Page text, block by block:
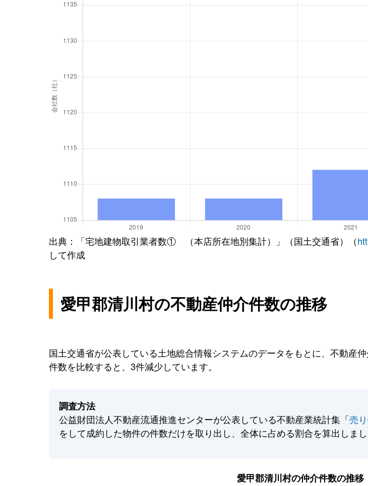
出典：「宅地建物取引業者数① （本店所在地別集計）」（国土交通省）（
して作成
愛甲郡清川村の不動産仲介件数の推移
国土交通省が公表している土地総合情報システムのデータをもとに、不動産
件数を比較すると、3件減少しています。
調査方法
公益財団法人不動産流通推進センターが公表している不動産業統計集「売
をして成約した物件の件数だけを取り出し、全体に占める割合を算出しまし
愛甲郡清川村の仲介件数の推移